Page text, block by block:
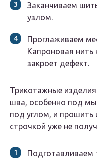
Заканчиваем
узлом.
Проглаживаем
Капроновая нить
закроет дефект.
Трикотажные
шва, особенно под
под углом, и
строчкой уже не
Подготавливаем